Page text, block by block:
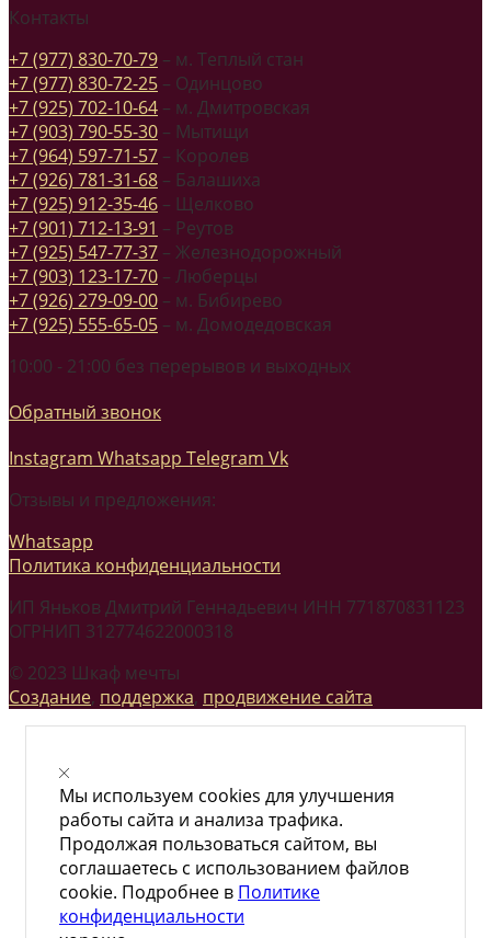
Контакты
+7 (977) 830-70-79 – м. Теплый стан
+7 (977) 830-72-25 – Одинцово
+7 (925) 702-10-64 – м. Дмитровская
+7 (903) 790-55-30 – Мытищи
+7 (964) 597-71-57 – Королев
+7 (926) 781-31-68 – Балашиха
+7 (925) 912-35-46 – Щелково
+7 (901) 712-13-91 – Реутов
+7 (925) 547-77-37 – Железнодорожный
+7 (903) 123-17-70 – Люберцы
+7 (926) 279-09-00 – м. Бибирево
+7 (925) 555-65-05 – м. Домодедовская
10:00 - 21:00 без перерывов и выходных
Обратный звонок
Instagram Whatsapp Telegram Vk
Отзывы и предложения:
Whatsapp
Политика конфиденциальности
ИП Яньков Дмитрий Геннадьевич ИНН 771870831123
ОГРНИП 312774622000318
© 2023 Шкаф мечты
Создание, поддержка, продвижение сайта
Мы используем cookies для улучшения
работы сайта и анализа трафика.
Продолжая пользоваться сайтом, вы
соглашаетесь с использованием файлов
cookie. Подробнее в Политике
конфиденциальности